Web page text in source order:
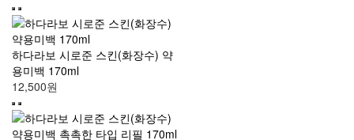
하다라보 시로준 스킨(화장수) 약
용미백 170ml
12,500원